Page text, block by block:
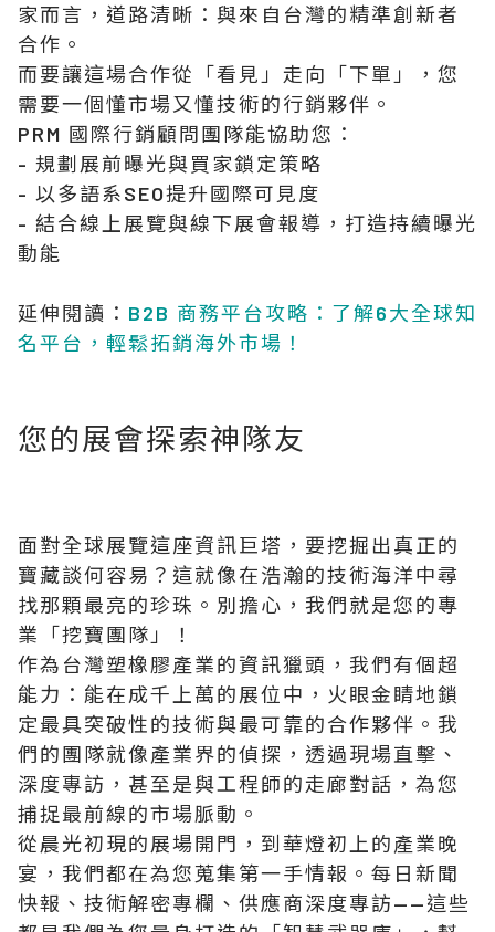
家而言，道路清晰：與來自台灣的精準創新者
合作。
而要讓這場合作從「看見」走向「下單」，您
需要一個懂市場又懂技術的行銷夥伴。
PRM 國際行銷顧問團隊能協助您：
- 規劃展前曝光與買家鎖定策略
- 以多語系SEO提升國際可見度
- 結合線上展覽與線下展會報導，打造持續曝光
動能
延伸閱讀： B2B 商務平台攻略：了解6大全球知
名平台，輕鬆拓銷海外市場！
您的展會探索神隊友
面對全球展覽這座資訊巨塔，要挖掘出真正的
寶藏談何容易？這就像在浩瀚的技術海洋中尋
找那顆最亮的珍珠。別擔心，我們就是您的專
業「挖寶團隊」！
作為台灣塑橡膠產業的資訊獵頭，我們有個超
能力 ：能在成千上萬的展位中，火眼金睛地鎖
定最具突破性的技術與最可靠的合作夥伴。我
們的團隊就像產業界的偵探，透過現場直擊、
深度專訪，甚至是與工程師的走廊對話，為您
捕捉最前線的市場脈動。
從晨光初現的展場開門，到華燈初上的產業晚
宴，我們都在為您蒐集第一手情報。每日新聞
快報、技術解密專欄、供應商深度專訪——這些